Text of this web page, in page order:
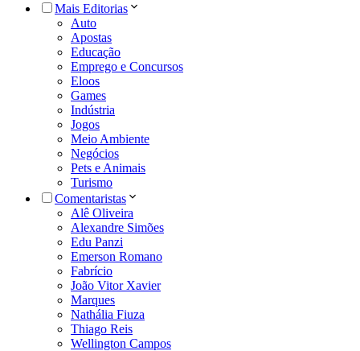
Mais Editorias
Auto
Apostas
Educação
Emprego e Concursos
Eloos
Games
Indústria
Jogos
Meio Ambiente
Negócios
Pets e Animais
Turismo
Comentaristas
Alê Oliveira
Alexandre Simões
Edu Panzi
Emerson Romano
Fabrício
João Vitor Xavier
Marques
Nathália Fiuza
Thiago Reis
Wellington Campos